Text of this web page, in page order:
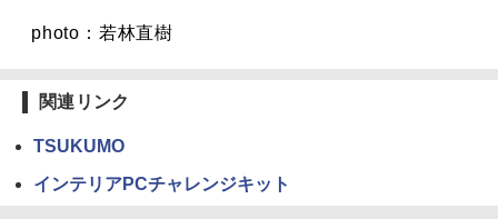
photo：若林直樹
関連リンク
TSUKUMO
インテリアPCチャレンジキット